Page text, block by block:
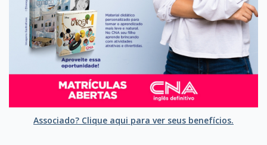
Associado? Clique aqui para ver seus benefícios.